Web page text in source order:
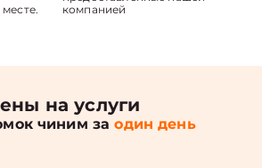
компанией
на услуги
чиним заодин день